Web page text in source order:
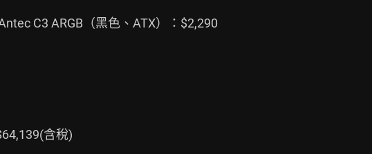
C3 ARGB（黑色、ATX）：$2,290
含稅)